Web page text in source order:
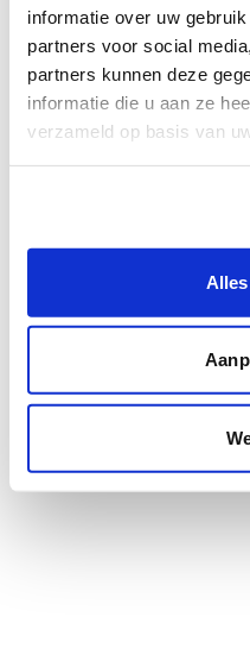
informatie over uw
partners voor social
partners kunnen deze
informatie die u aan ze
verzameld op basis van